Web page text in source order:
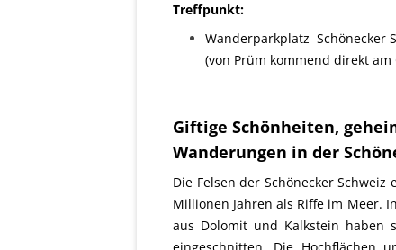
Treffpunkt:
Wanderparkplatz Schönecker
(von Prüm kommend di­rekt
Giftige Schönheiten,
Wanderungen in der
Die Felsen der Schönecker Schweiz
Millionen Jahren als Riffe im Meer.
aus Dolomit und Kalkstein haben